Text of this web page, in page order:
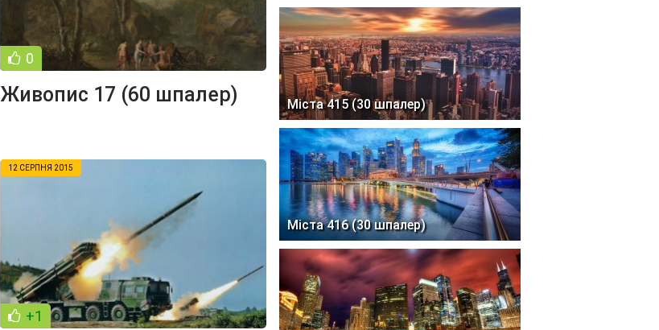
0
Живопис 17 (60 шпалер)
12 СЕРПНЯ 2015
+1
Міста 415 (30 шпалер)
Міста 416 (30 шпалер)